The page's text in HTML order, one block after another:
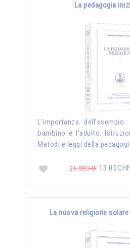
La pedagogia
L’importanza
bambino e l'adulto.
Metodi e leggi della
26.00CHF 13.00CHF
La nuova religione